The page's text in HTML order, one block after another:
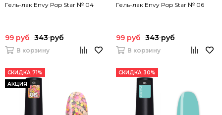
Гель-лак Envy Pop Star № 04
99 руб 343 руб
В корзину
Гель-лак Envy Pop Star № 06
99 руб 343 руб
В корзину
СКИДКА 71%
АКЦИЯ
СКИДКА 30%